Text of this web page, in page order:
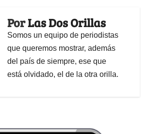
PorLas Dos Orillas
Somos un equipo de periodistas
que queremos mostrar, además
del país de siempre, ese que
está olvidado, el de la otra orilla.